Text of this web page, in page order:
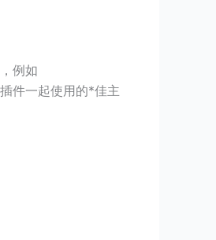
例如
件一起使用的*佳主